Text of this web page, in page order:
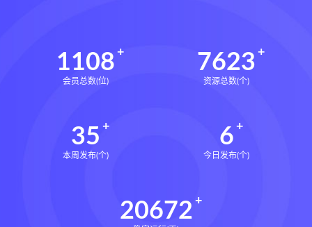
1108
会员总数(位)
7623
资源总数(个)
35
本周发布(个)
6
今日发布(个)
20672